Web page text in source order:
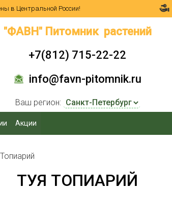
в Центральной России!
"ФАВН" Питомник растений
+7(812) 715-22-22
info@favn-pitomnik.ru
Ваш регион:
Акции
ТУЯ ТОПИАРИЙ